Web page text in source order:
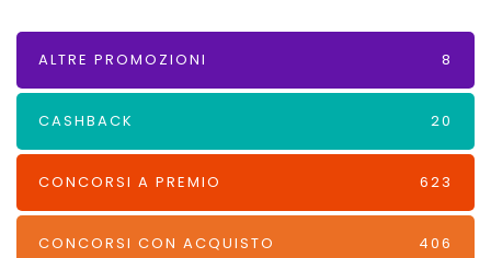
ALTRE PROMOZIONI 8
CASHBACK 20
CONCORSI A PREMIO 623
CONCORSI CON ACQUISTO 406